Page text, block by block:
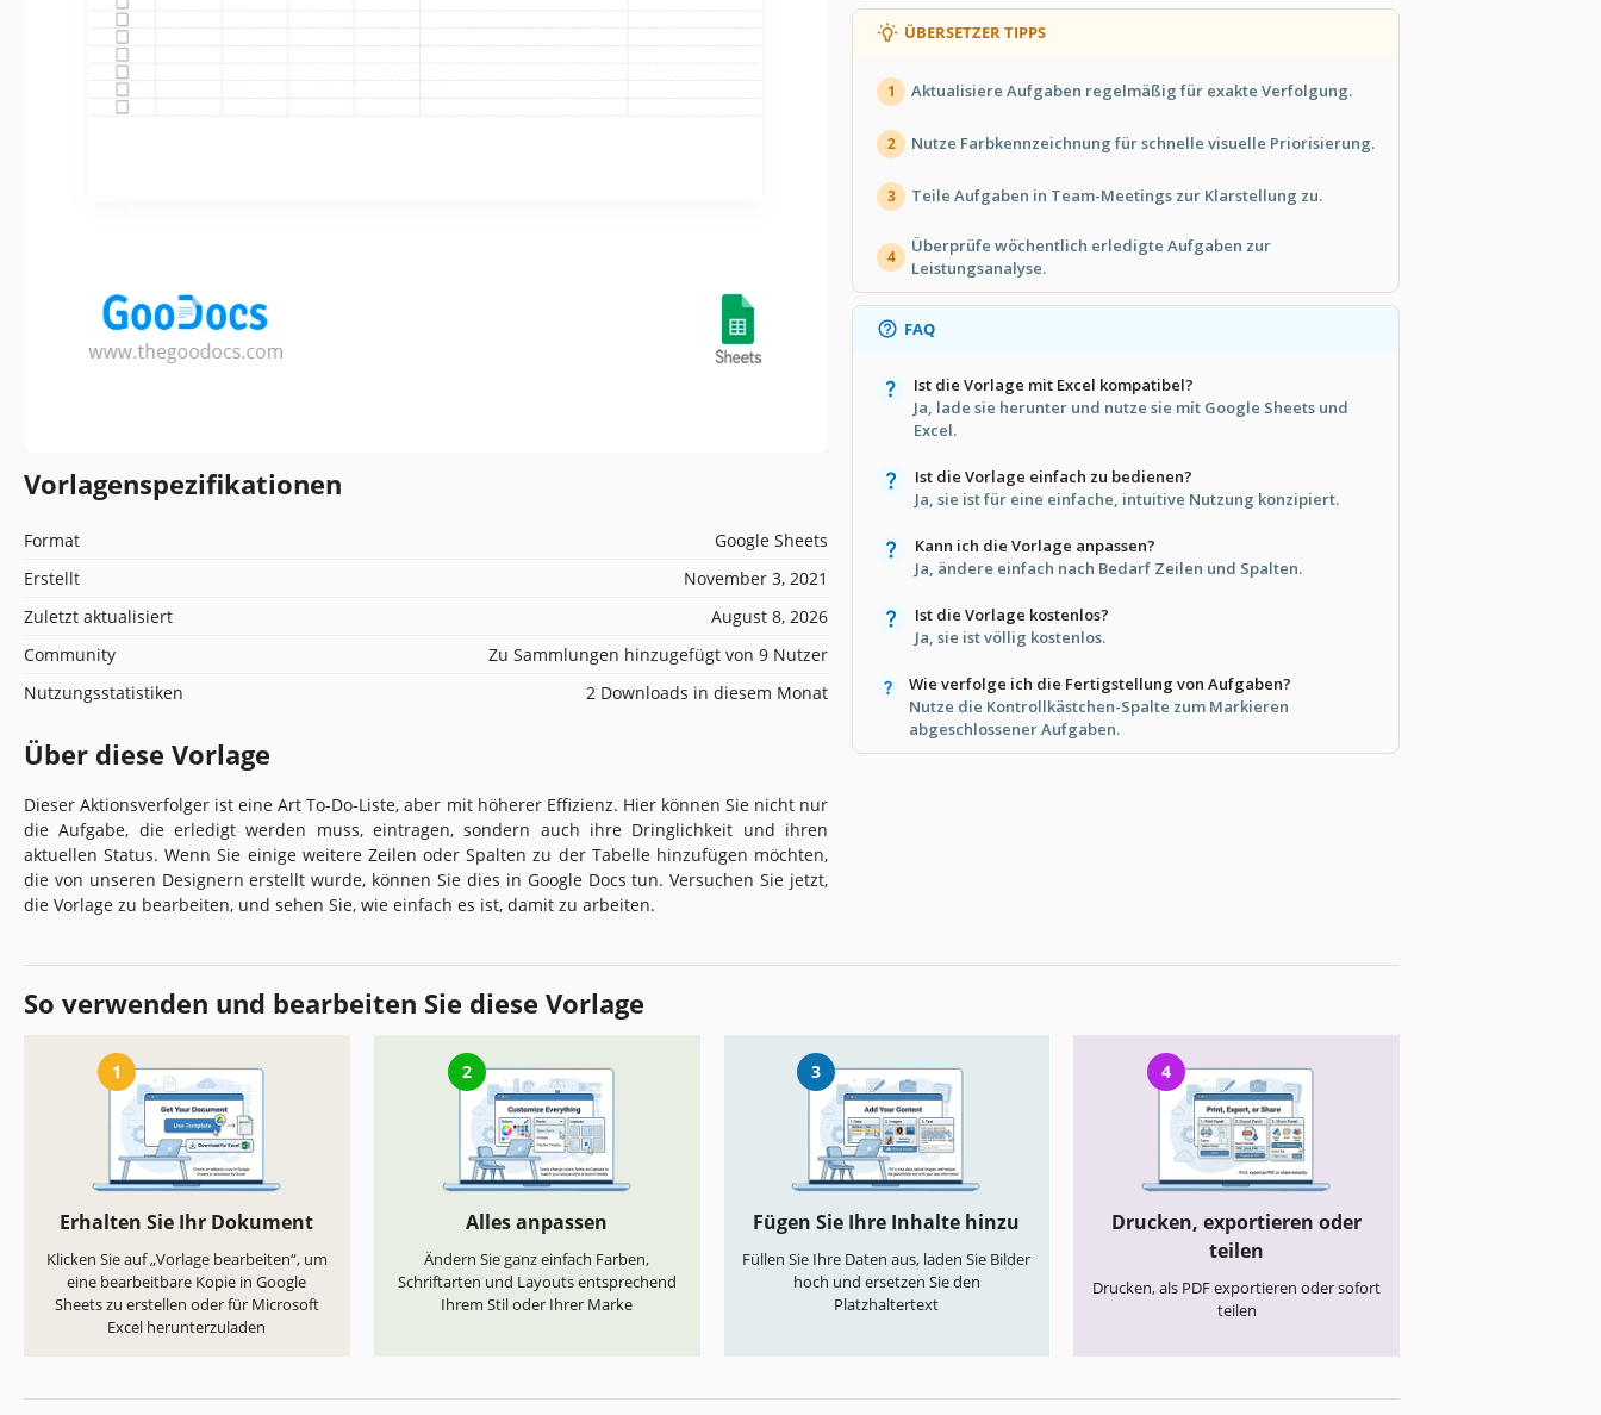
Vorlagenspezifikationen
Format
Google Sheets
Erstellt
November 3, 2021
Zuletzt aktualisiert
August 8, 2026
Community
Zu Sammlungen hinzugefügt von 9 Nutzer
Nutzungsstatistiken
2 Downloads in diesem Monat
Über diese Vorlage
Dieser Aktionsverfolger ist eine Art To-Do-Liste, aber mit höherer Effizienz. Hier können Sie nicht nur
die Aufgabe, die erledigt werden muss, eintragen, sondern auch ihre Dringlichkeit und ihren
aktuellen Status. Wenn Sie einige weitere Zeilen oder Spalten zu der Tabelle hinzufügen möchten,
die von unseren Designern erstellt wurde, können Sie dies in Google Docs tun. Versuchen Sie jetzt,
die Vorlage zu bearbeiten, und sehen Sie, wie einfach es ist, damit zu arbeiten.
ÜBERSETZER TIPPS
1 Aktualisiere Aufgaben regelmäßig für exakte Verfolgung.
2 Nutze Farbkennzeichnung für schnelle visuelle Priorisierung.
3 Teile Aufgaben in Team-Meetings zur Klarstellung zu.
4
Überprüfe wöchentlich erledigte Aufgaben zur
Leistungsanalyse.
FAQ
Ist die Vorlage mit Excel kompatibel?
Ja, lade sie herunter und nutze sie mit Google Sheets und
Excel.
Ist die Vorlage einfach zu bedienen?
Ja, sie ist für eine einfache, intuitive Nutzung konzipiert.
Kann ich die Vorlage anpassen?
Ja, ändere einfach nach Bedarf Zeilen und Spalten.
Ist die Vorlage kostenlos?
Ja, sie ist völlig kostenlos.
Wie verfolge ich die Fertigstellung von Aufgaben?
Nutze die Kontrollkästchen-Spalte zum Markieren
abgeschlossener Aufgaben.
So verwenden und bearbeiten Sie diese Vorlage
1
Erhalten Sie Ihr Dokument
Klicken Sie auf „Vorlage bearbeiten“, um
eine bearbeitbare Kopie in Google
Sheets zu erstellen oder für Microsoft
Excel herunterzuladen
2
Alles anpassen
Ändern Sie ganz einfach Farben,
Schriftarten und Layouts entsprechend
Ihrem Stil oder Ihrer Marke
3
Fügen Sie Ihre Inhalte hinzu
Füllen Sie Ihre Daten aus, laden Sie Bilder
hoch und ersetzen Sie den
Platzhaltertext
4
Drucken, exportieren oder
teilen
Drucken, als PDF exportieren oder sofort
teilen